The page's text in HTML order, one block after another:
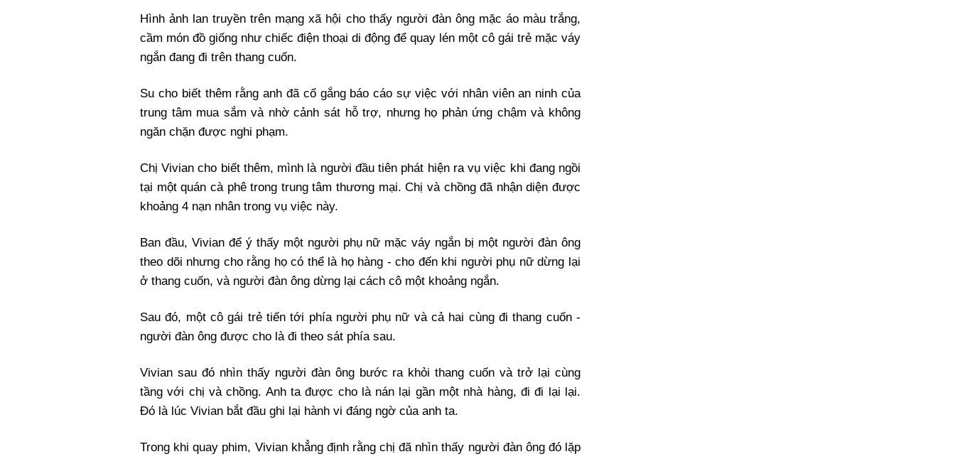
Hình ảnh lan truyền trên mạng xã hội cho thấy người đàn ông mặc áo màu trắng,
cầm món đồ giống như chiếc điện thoại di động để quay lén một cô gái trẻ mặc váy
ngắn đang đi trên thang cuốn.
Su cho biết thêm rằng anh đã cố gắng báo cáo sự việc với nhân viên an ninh của
trung tâm mua sắm và nhờ cảnh sát hỗ trợ, nhưng họ phản ứng chậm và không
ngăn chặn được nghi phạm.
Chị Vivian cho biết thêm, mình là người đầu tiên phát hiện ra vụ việc khi đang ngồi
tại một quán cà phê trong trung tâm thương mại. Chị và chồng đã nhận diện được
khoảng 4 nạn nhân trong vụ việc này.
Ban đầu, Vivian để ý thấy một người phụ nữ mặc váy ngắn bị một người đàn ông
theo dõi nhưng cho rằng họ có thể là họ hàng - cho đến khi người phụ nữ dừng lại
ở thang cuốn, và người đàn ông dừng lại cách cô một khoảng ngắn.
Sau đó, một cô gái trẻ tiến tới phía người phụ nữ và cả hai cùng đi thang cuốn -
người đàn ông được cho là đi theo sát phía sau.
Vivian sau đó nhìn thấy người đàn ông bước ra khỏi thang cuốn và trở lại cùng
tầng với chị và chồng. Anh ta được cho là nán lại gần một nhà hàng, đi đi lại lại.
Đó là lúc Vivian bắt đầu ghi lại hành vi đáng ngờ của anh ta.
Trong khi quay phim, Vivian khẳng định rằng chị đã nhìn thấy người đàn ông đó lặp